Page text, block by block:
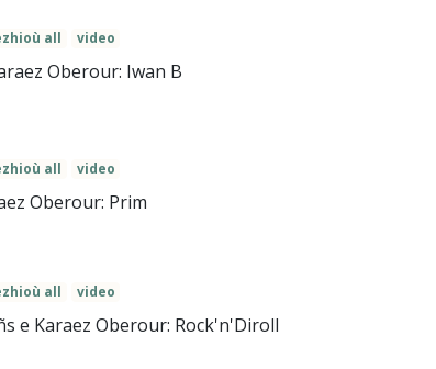
all video
Oberour: Iwan B
all video
Oberour: Prim
all video
e Karaez Oberour: Rock'n'Diroll